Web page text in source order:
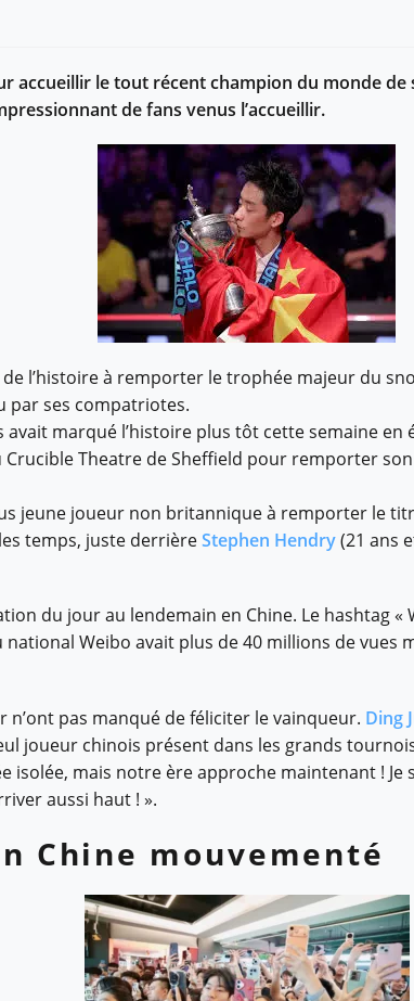
accueillir le tout récent champion du monde de
de fans venus l’accueillir.
l’histoire à remporter le trophée majeur du
par ses compatriotes.
avait marqué l’histoire plus tôt cette semaine en
Crucible Theatre de Sheffield pour remporter
jeune joueur non britannique à remporter le
temps, juste derrièreStephen Hendry(21 ans
du jour au lendemain en Chine. Le hashtag
Weibo avait plus de 40 millions de vues
n’ont pas manqué de féliciter le vainqueur. Ding
joueur chinois présent dans les grands
isolée, mais notre ère approche maintenant !
aussi haut ! ».
Chine mouvementé